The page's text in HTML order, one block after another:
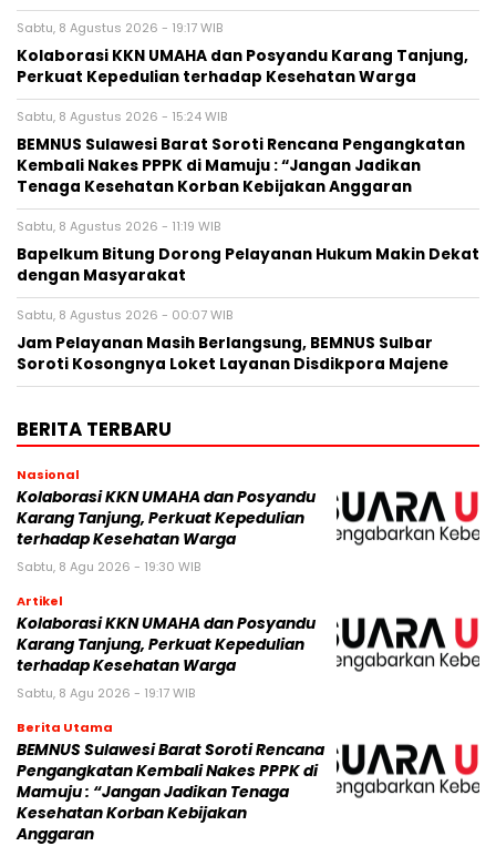
Sabtu, 8 Agustus 2026 - 19:17 WIB
Kolaborasi KKN UMAHA dan Posyandu Karang Tanjung,
Perkuat Kepedulian terhadap Kesehatan Warga
Sabtu, 8 Agustus 2026 - 15:24 WIB
BEMNUS Sulawesi Barat Soroti Rencana Pengangkatan
Kembali Nakes PPPK di Mamuju : “Jangan Jadikan
Tenaga Kesehatan Korban Kebijakan Anggaran
Sabtu, 8 Agustus 2026 - 11:19 WIB
Bapelkum Bitung Dorong Pelayanan Hukum Makin Dekat
dengan Masyarakat
Sabtu, 8 Agustus 2026 - 00:07 WIB
Jam Pelayanan Masih Berlangsung, BEMNUS Sulbar
Soroti Kosongnya Loket Layanan Disdikpora Majene
BERITA TERBARU
Nasional
Kolaborasi KKN UMAHA dan Posyandu
Karang Tanjung, Perkuat Kepedulian
terhadap Kesehatan Warga
Sabtu, 8 Agu 2026 - 19:30 WIB
Artikel
Kolaborasi KKN UMAHA dan Posyandu
Karang Tanjung, Perkuat Kepedulian
terhadap Kesehatan Warga
Sabtu, 8 Agu 2026 - 19:17 WIB
Berita Utama
BEMNUS Sulawesi Barat Soroti Rencana
Pengangkatan Kembali Nakes PPPK di
Mamuju : “Jangan Jadikan Tenaga
Kesehatan Korban Kebijakan
Anggaran